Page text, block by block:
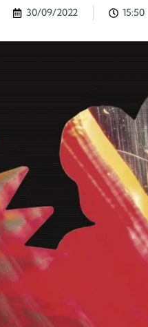
30/09/2022 15:50